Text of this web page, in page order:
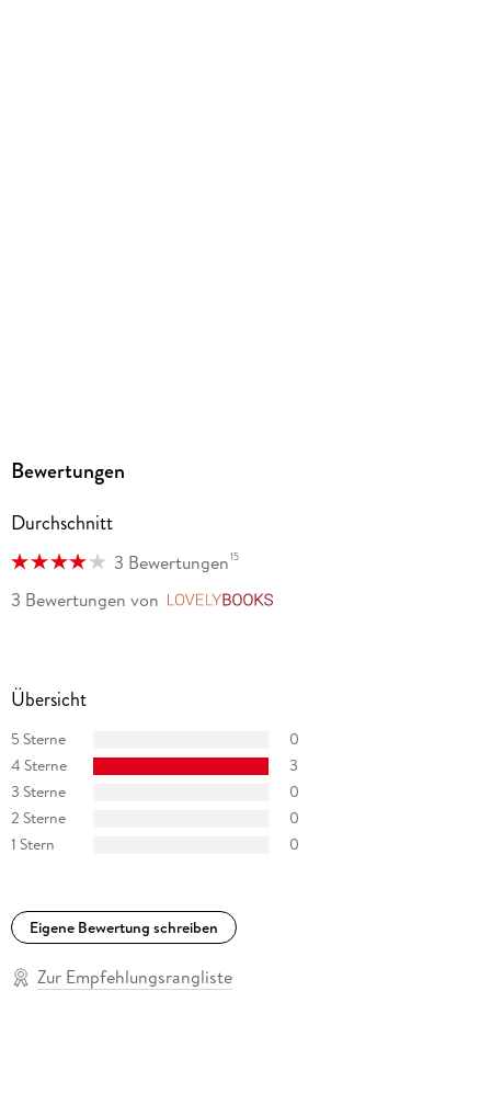
Bewertungen
Durchschnitt
3 Bewertungen15
3 Bewertungen von
Übersicht
5 Sterne
0
4 Sterne
3
3 Sterne
0
2 Sterne
0
1 Stern
0
Eigene Bewertung schreiben
Zur Empfehlungsrangliste